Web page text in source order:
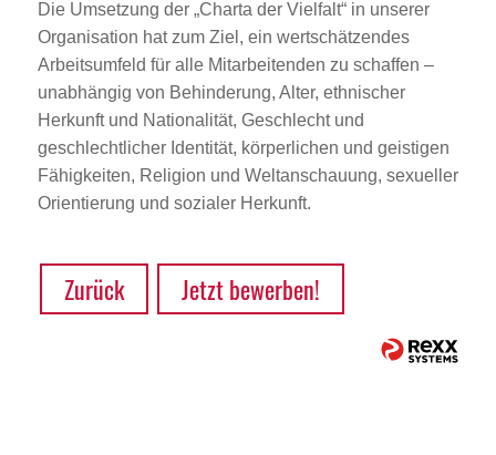
Die Umsetzung der „Charta der Vielfalt“ in unserer
Organisation hat zum Ziel, ein wertschätzendes
Arbeitsumfeld für alle Mitarbeitenden zu schaffen –
unabhängig von Behinderung, Alter, ethnischer
Herkunft und Nationalität, Geschlecht und
geschlechtlicher Identität, körperlichen und geistigen
Fähigkeiten, Religion und Weltanschauung, sexueller
Orientierung und sozialer Herkunft.
Zurück Jetzt bewerben!